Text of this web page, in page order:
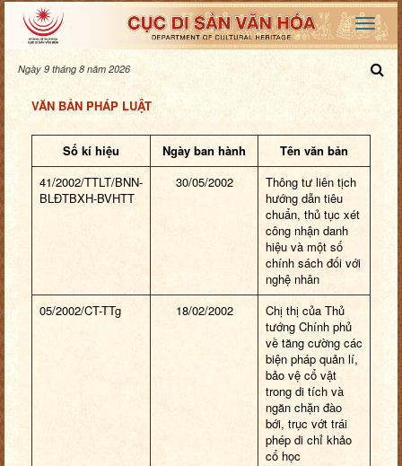
Ngày 9 tháng 8 năm 2026
VĂN BẢN PHÁP LUẬT
Số kí hiệu Ngày ban hành
Tên văn bản
41/2002/TTLT/BNN-
BLĐTBXH-BVHTT
30/05/2002
Thông tư liên tịch
hướng dẫn tiêu
chuẩn, thủ tục xét
công nhận danh
hiệu và một số
chính sách đối với
nghệ nhân
05/2002/CT-TTg
18/02/2002
Chị thị của Thủ
tướng Chính phủ
về tăng cường các
biện pháp quản lí,
bảo vệ cổ vật
trong di tích và
ngăn chặn đào
bới, trục vớt trái
phép di chỉ khảo
cổ học